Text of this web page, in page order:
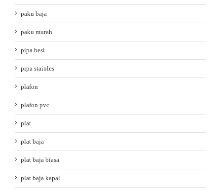
paku baja
paku murah
pipa besi
pipa stainles
plafon
plafon pvc
plat
plat baja
plat baja biasa
plat baja kapal